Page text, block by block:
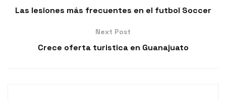
Las lesiones más frecuentes en el futbol Soccer
Next Post
Crece oferta turistica en Guanajuato